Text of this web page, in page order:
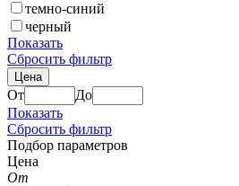
темно-синий
черный
Показать
Сбросить фильтр
Цена
От
До
Показать
Сбросить фильтр
Подбор параметров
Цена
От